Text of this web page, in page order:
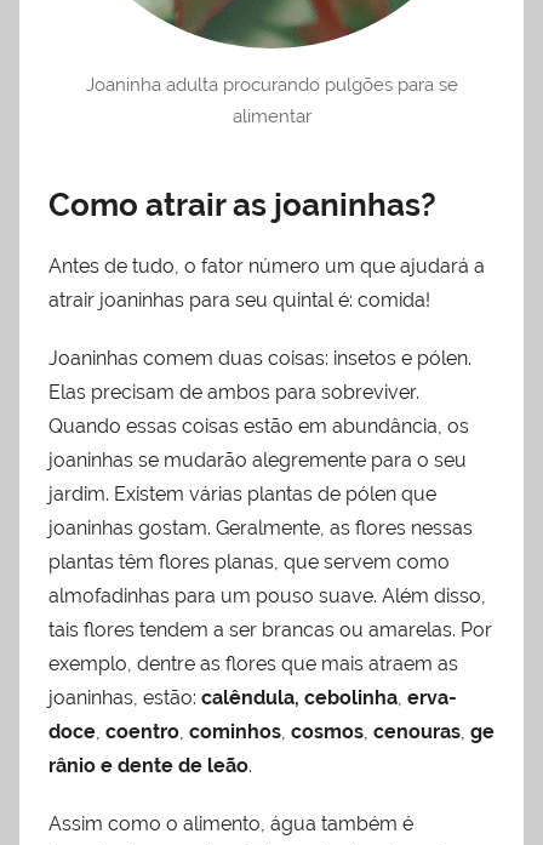
Joaninha adulta procurando pulgões para se
alimentar
Como atrair as joaninhas?
Antes de tudo, o fator número um que ajudará a
atrair joaninhas para seu quintal é: comida!
Joaninhas comem duas coisas: insetos e pólen.
Elas precisam de ambos para sobreviver.
Quando essas coisas estão em abundância, os
joaninhas se mudarão alegremente para o seu
jardim. Existem várias plantas de pólen que
joaninhas gostam. Geralmente, as flores nessas
plantas têm flores planas, que servem como
almofadinhas para um pouso suave. Além disso,
tais flores tendem a ser brancas ou amarelas. Por
exemplo, dentre as flores que mais atraem as
joaninhas, estão: calêndula, cebolinha, erva-
doce, coentro, cominhos, cosmos, cenouras, ge
rânio e dente de leão.
Assim como o alimento, água também é